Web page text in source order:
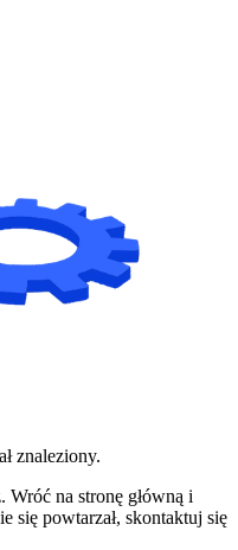
znaleziony.
na stronę główną i
się powtarzał, skontaktuj się